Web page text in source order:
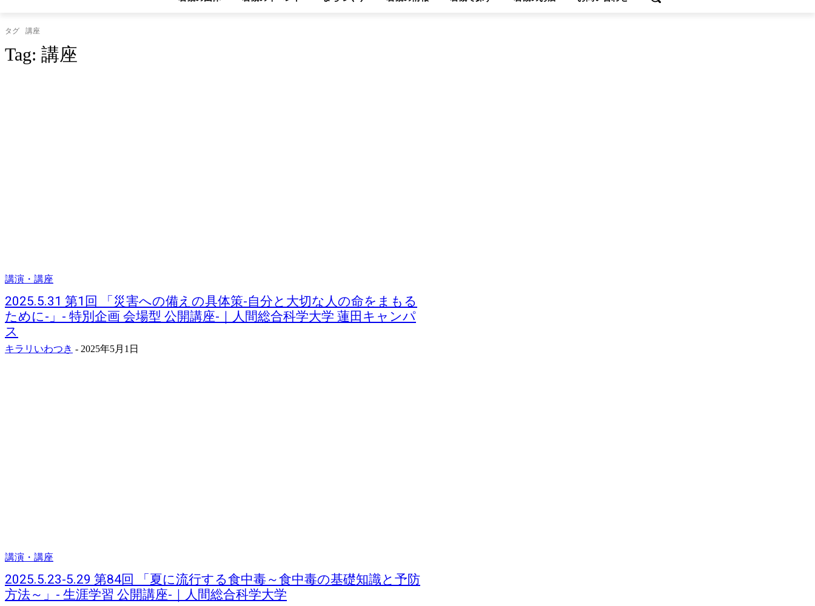
タグ 講座
Tag: 講座
講演・講座
2025.5.31 第1回 「災害への備えの具体策-自分と大切な人の命をまもる
ために-」- 特別企画 会場型 公開講座-｜人間総合科学大学 蓮田キャンパ
ス
キラリいわつき - 2025年5月1日
講演・講座
2025.5.23-5.29 第84回 「夏に流行する食中毒～食中毒の基礎知識と予防
方法～」- 生涯学習 公開講座-｜人間総合科学大学